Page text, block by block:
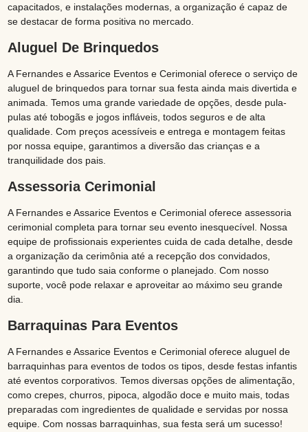
capacitados, e instalações modernas, a organização é capaz de
se destacar de forma positiva no mercado.
Aluguel De Brinquedos
A Fernandes e Assarice Eventos e Cerimonial oferece o serviço de
aluguel de brinquedos para tornar sua festa ainda mais divertida e
animada. Temos uma grande variedade de opções, desde pula-
pulas até tobogãs e jogos infláveis, todos seguros e de alta
qualidade. Com preços acessíveis e entrega e montagem feitas
por nossa equipe, garantimos a diversão das crianças e a
tranquilidade dos pais.
Assessoria Cerimonial
A Fernandes e Assarice Eventos e Cerimonial oferece assessoria
cerimonial completa para tornar seu evento inesquecível. Nossa
equipe de profissionais experientes cuida de cada detalhe, desde
a organização da cerimônia até a recepção dos convidados,
garantindo que tudo saia conforme o planejado. Com nosso
suporte, você pode relaxar e aproveitar ao máximo seu grande
dia.
Barraquinas Para Eventos
A Fernandes e Assarice Eventos e Cerimonial oferece aluguel de
barraquinhas para eventos de todos os tipos, desde festas infantis
até eventos corporativos. Temos diversas opções de alimentação,
como crepes, churros, pipoca, algodão doce e muito mais, todas
preparadas com ingredientes de qualidade e servidas por nossa
equipe. Com nossas barraquinhas, sua festa será um sucesso!